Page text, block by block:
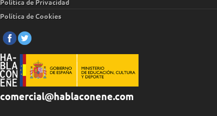
Política de Privacidad
Política de Cookies
comercial@hablaconene.com